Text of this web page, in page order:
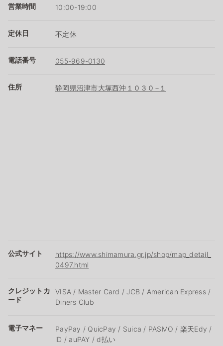
営業時間 10:00-19:00
定休日 不定休
電話番号 055-969-0130
住所 静岡県沼津市大塚西沖１０３０−１
公式サイト
https://www.shimamura.gr.jp/shop/map_detail_
0497.html
クレジットカ
ード
VISA / Master Card / JCB / American Express /
Diners Club
電子マネー
PayPay / QuicPay / Suica / PASMO / 楽天Edy /
iD / auPAY / d払い